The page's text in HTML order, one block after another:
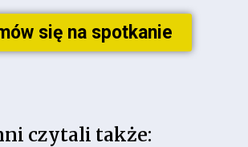
się na spotkanie
czytali także: